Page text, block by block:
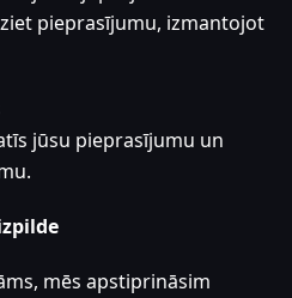
pieprasījumu, izmantojot
jūsu pieprasījumu un
mēs apstiprināsim